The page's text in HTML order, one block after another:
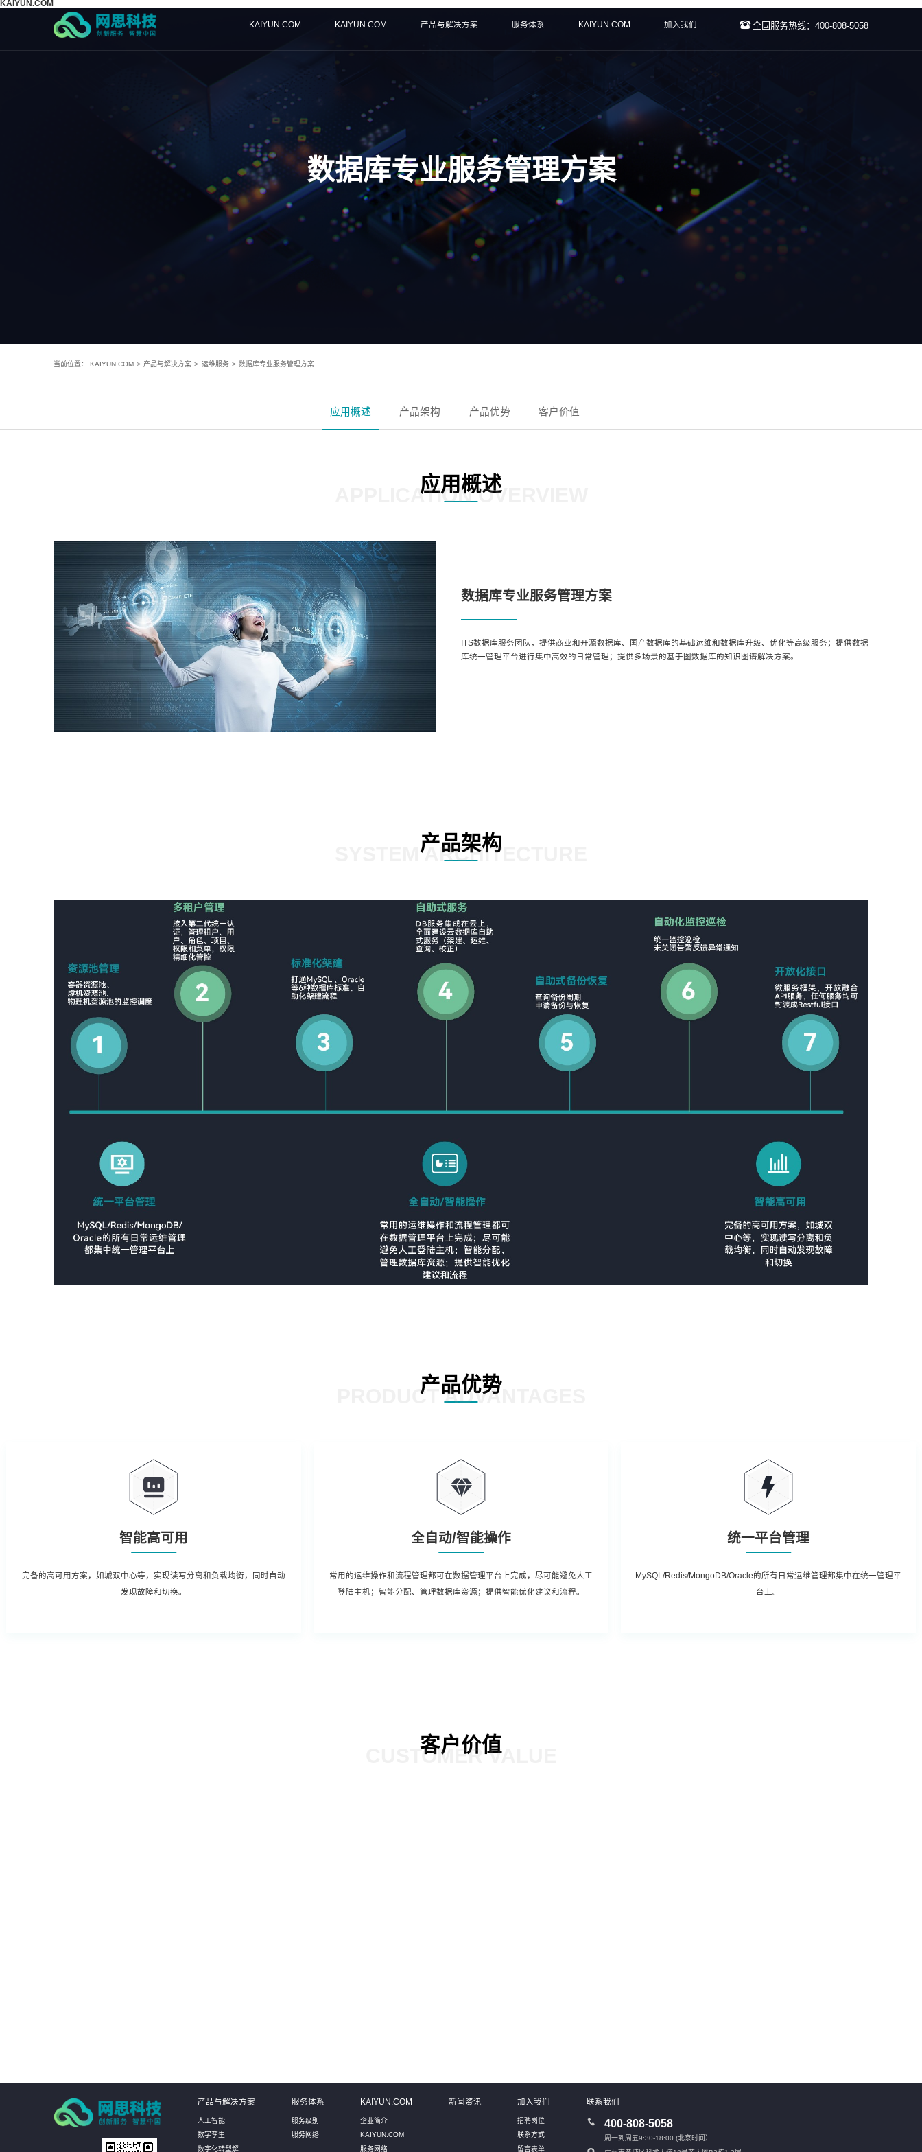
KAIYUN.COM
KAIYUN.COM KAIYUN.COM 产品与解决方案 服务体系 KAIYUN.COM 加入我们 全国服务热线：400-808-5058
数据库专业服务管理方案
当前位置： KAIYUN.COM > 产品与解决方案 > 运维服务 > 数据库专业服务管理方案
应用概述 产品架构 产品优势 客户价值
应用概述
APPLICATION OVERVIEW
数据库专业服务管理方案️
ITS数据库服务团队，提供商业和开源数据库、国产数据库的基础运维和数据库升级、优化等高级服务；提供数据
库统一管理平台进行集中高效的日常管理；提供多场景的基于图数据库的知识图谱解决方案。
产品架构
SYSTEM ARCHITECTURE
产品优势
PRODUCT ADVANTAGES
智能高可用
完备的高可用方案，如城双中心等，实现读写分离和负载均衡，同时自动
发现故障和切换。
全自动/智能操作
常用的运维操作和流程管理都可在数据管理平台上完成，尽可能避免人工
登陆主机；智能分配、管理数据库资源；提供智能优化建议和流程。
统一平台管理
MySQL/Redis/MongoDB/Oracle的所有日常运维管理都集中在统一管理平
台上。
客户价值
CUSTOMER VALUE
产品与解决方案
人工智能
数字孪生
数字化转型解
服务体系
服务级别
服务网络
KAIYUN.COM
企业简介
KAIYUN.COM
服务网络
新闻资讯 加入我们
招聘岗位
联系方式
留言表单
联系我们
400-808-5058
周一到周五9:30-18:00 (北京时间）